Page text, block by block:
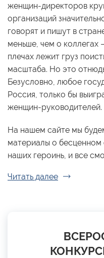
женщин-директоров
организаций
говорят и пишут в
меньше, чем о коллегах
плечах лежит груз
масштаба. Но это
Безусловно, любое
Россия, только бы
женщин-руководителей.
На нашем сайте мы
материалы о бесценном
наших героинь, и все
Читать далее